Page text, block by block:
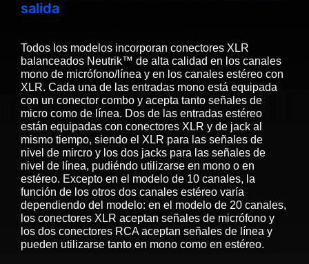
salida
Todos los modelos incorporan conectores XLR
balanceados Neutrik™ de alta calidad en los canales
mono de micrófono/línea y en los canales estéreo con
XLR. Cada una de las entradas mono está equipada
con un conector combo y acepta tanto señales de
micro como de línea. Dos de las entradas estéreo
están equipadas con conectores XLR y de jack al
mismo tiempo, siendo el XLR para las señales de
nivel de mircro y los dos jacks para las señales de
nivel de línea, pudiéndo utilizarse en mono o en
estéreo. Excepto en el modelo de 10 canales, la
función de los otros dos canales estéreo varía
dependiendo del modelo: en el modelo de 20 canales,
los conectores XLR aceptan señales de micrófono y
los dos conectores RCA aceptan señales de línea y
pueden utilizarse tanto en mono como en estéreo.